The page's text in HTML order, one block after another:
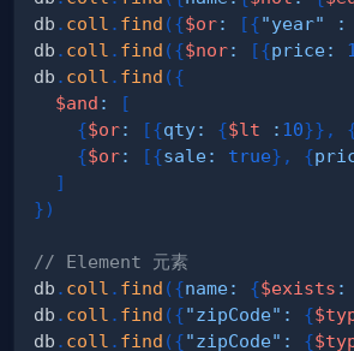
db . coll . find ({$or: [{"year" :
db . coll . find ({$nor: [{price:
db . coll . find ({
$and :
[
{$or: [{qty: {$lt : 10}} ,
{$or: [{sale: true} , {
]
})
// Element 元素
db . coll . find ({name: {$exists :
db . coll . find ({"zipCode" : {
db . coll . find ({"zipCode" : {